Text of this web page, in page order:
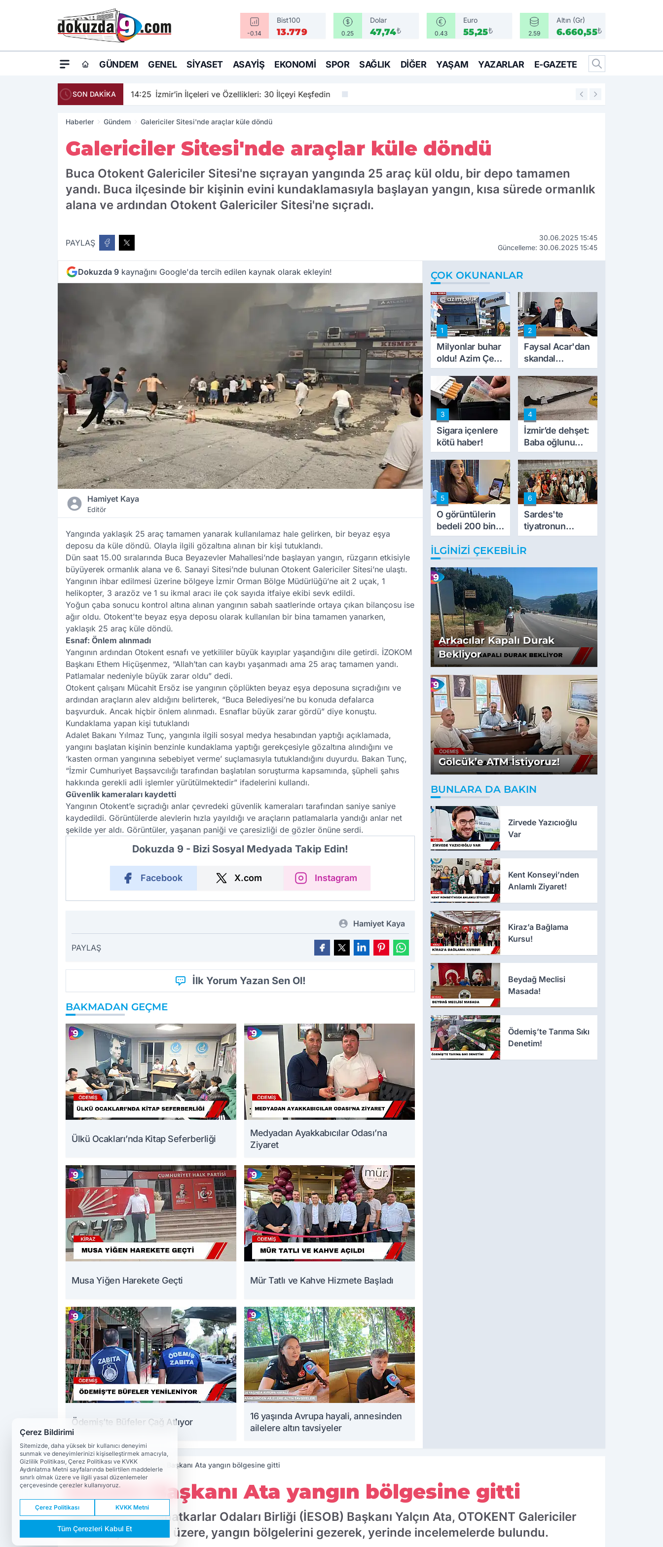
-0.14
Bist100
13.779 0.25
Dolar
47,74₺ 0.43
Euro
55,25₺ 2.59
Altın (Gr)
6.660,55₺
GÜNDEM GENEL SIYASET ASAYIŞ EKONOMI SPOR SAĞLIK DIĞER YAŞAM YAZARLAR E-GAZETE
SON DAKİKA 14:25 İzmir’in İlçeleri ve Özellikleri: 30 İlçeyi Keşfedin 14:05
Haberler Gündem Galericiler Sitesi'nde araçlar küle döndü
Galericiler Sitesi'nde araçlar küle döndü
Buca Otokent Galericiler Sitesi'ne sıçrayan yangında 25 araç kül oldu, bir depo tamamen
yandı. Buca ilçesinde bir kişinin evini kundaklamasıyla başlayan yangın, kısa sürede ormanlık
alana ve ardından Otokent Galericiler Sitesi'ne sıçradı.
PAYLAŞ
30.06.2025 15:45
Güncelleme: 30.06.2025 15:45
Dokuzda 9 kaynağını Google'da tercih edilen kaynak olarak ekleyin!
Hamiyet Kaya
Editör
Yangında yaklaşık 25 araç tamamen yanarak kullanılamaz hale gelirken, bir beyaz eşya
deposu da küle döndü. Olayla ilgili gözaltına alınan bir kişi tutuklandı.
Dün saat 15.00 sıralarında Buca Beyazevler Mahallesi’nde başlayan yangın, rüzgarın etkisiyle
büyüyerek ormanlık alana ve 6. Sanayi Sitesi’nde bulunan Otokent Galericiler Sitesi’ne ulaştı.
Yangının ihbar edilmesi üzerine bölgeye İzmir Orman Bölge Müdürlüğü’ne ait 2 uçak, 1
helikopter, 3 arazöz ve 1 su ikmal aracı ile çok sayıda itfaiye ekibi sevk edildi.
Yoğun çaba sonucu kontrol altına alınan yangının sabah saatlerinde ortaya çıkan bilançosu ise
ağır oldu. Otokent'te beyaz eşya deposu olarak kullanılan bir bina tamamen yanarken,
yaklaşık 25 araç küle döndü.
Esnaf: Önlem alınmadı
Yangının ardından Otokent esnafı ve yetkililer büyük kayıplar yaşandığını dile getirdi. İZOKOM
Başkanı Ethem Hiçüşenmez, “Allah’tan can kaybı yaşanmadı ama 25 araç tamamen yandı.
Patlamalar nedeniyle büyük zarar oldu” dedi.
Otokent çalışanı Mücahit Ersöz ise yangının çöplükten beyaz eşya deposuna sıçradığını ve
ardından araçların alev aldığını belirterek, “Buca Belediyesi’ne bu konuda defalarca
başvurduk. Ancak hiçbir önlem alınmadı. Esnaflar büyük zarar gördü” diye konuştu.
Kundaklama yapan kişi tutuklandı
Adalet Bakanı Yılmaz Tunç, yangınla ilgili sosyal medya hesabından yaptığı açıklamada,
yangını başlatan kişinin benzinle kundaklama yaptığı gerekçesiyle gözaltına alındığını ve
‘kasten orman yangınına sebebiyet verme’ suçlamasıyla tutuklandığını duyurdu. Bakan Tunç,
“İzmir Cumhuriyet Başsavcılığı tarafından başlatılan soruşturma kapsamında, şüpheli şahıs
hakkında gerekli adli işlemler yürütülmektedir” ifadelerini kullandı.
Güvenlik kameraları kaydetti
Yangının Otokent’e sıçradığı anlar çevredeki güvenlik kameraları tarafından saniye saniye
kaydedildi. Görüntülerde alevlerin hızla yayıldığı ve araçların patlamalarla yandığı anlar net
şekilde yer aldı. Görüntüler, yaşanan paniği ve çaresizliği de gözler önüne serdi.
Dokuzda 9 - Bizi Sosyal Medyada Takip Edin!
Facebook X.com Instagram
Hamiyet Kaya
PAYLAŞ
İlk Yorum Yazan Sen Ol!
BAKMADAN GEÇME
Ülkü Ocakları’nda Kitap Seferberliği
Medyadan Ayakkabıcılar Odası’na
Ziyaret
Musa Yiğen Harekete Geçti Mür Tatlı ve Kahve Hizmete Başladı
Ödemiş’te Büfeler Çağ Atlıyor
16 yaşında Avrupa hayali, annesinden
ailelere altın tavsiyeler
ÇOK OKUNANLAR
1
Milyonlar buhar
oldu! Azim Çelik
inşaat mağduru
ilk kez konuştu
2
Faysal Acar'dan
skandal
açıklamalar:
'Haluk Levent
peynircilerimizi
de kıskaca aldı,
müdahale ettik'
3
Sigara içenlere
kötü haber!
4
İzmir’de dehşet:
Baba oğlunu
vurdu
5
O görüntülerin
bedeli 200 bin
TL
6
Sardes'te
tiyatronun
imece ruhu
binlerce yıllık
İLGINIZI ÇEKEBILIR
Arkacılar Kapalı Durak
Bekliyor
Gölcük’e ATM İstiyoruz!
BUNLARA DA BAKIN
Zirvede Yazıcıoğlu
Var
Kent Konseyi’nden
Anlamlı Ziyaret!
Kiraz’a Bağlama
Kursu!
Beydağ Meclisi
Masada!
Ödemiş’te Tarıma Sıkı
Denetim!
Haberler Gündem Esnafın Başkanı Ata yangın bölgesine gitti
Esnafın Başkanı Ata yangın bölgesine gitti
İzmir Esnaf ve Sanatkarlar Odaları Birliği (İESOB) Başkanı Yalçın Ata, OTOKENT Galericiler
Sitesi başta olmak üzere, yangın bölgelerini gezerek, yerinde incelemelerde bulundu.
Çerez Bildirimi
Sitemizde, daha yüksek bir kullanıcı deneyimi
sunmak ve deneyimlerinizi kişiselleştirmek amacıyla,
Gizlilik Politikası, Çerez Politikası ve KVKK
Aydınlatma Metni sayfalarında belirtilen maddelerle
sınırlı olmak üzere ve ilgili yasal düzenlemeler
çerçevesinde çerezler kullanıyoruz.
Çerez Politikası KVKK Metni
Tüm Çerezleri Kabul Et